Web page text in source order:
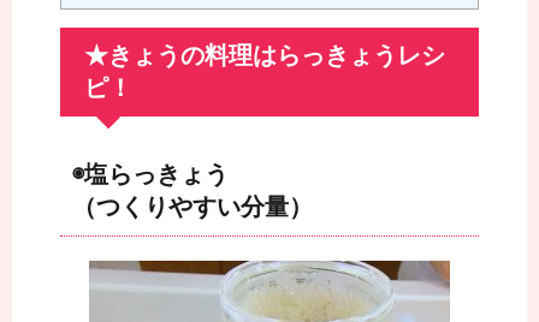
★きょうの料理はらっきょうレシ
ピ！
◉塩らっきょう
（つくりやすい分量）